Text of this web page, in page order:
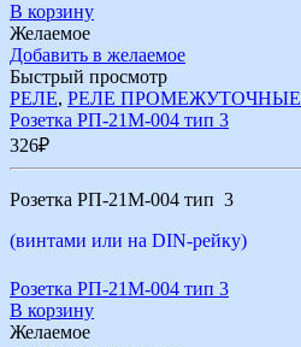
В корзину
Желаемое
Добавить в желаемое
Быстрый просмотр
РЕЛЕ, РЕЛЕ ПРОМЕЖУТОЧНЫЕ
Розетка РП-21М-004 тип 3
326₽
Розетка РП-21М-004 тип 3
(винтами или на DIN-рейку)
Розетка РП-21М-004 тип 3
В корзину
Желаемое